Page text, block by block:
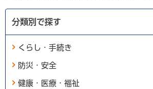
分類別で探す
くらし・手続き
防災・安全
健康・医療・福祉